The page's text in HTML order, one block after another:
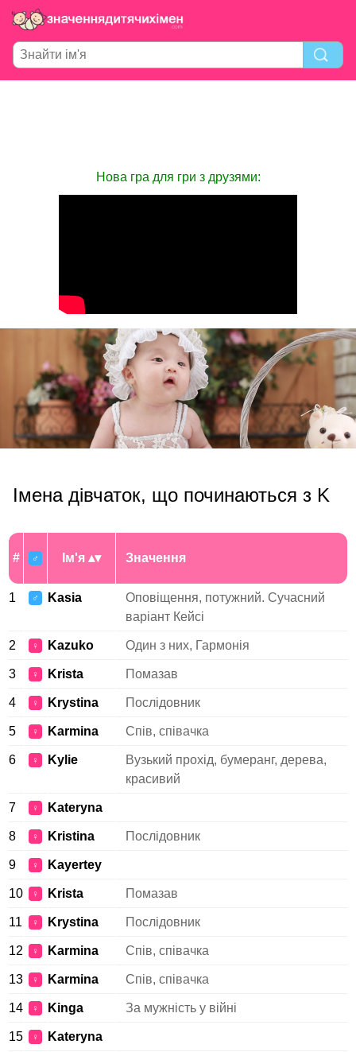
Нова гра для гри з друзями:
Імена дівчаток, що починаються з K
# ♂ Ім'я Значення
1 ♂ Kasia
Оповіщення, потужний. Сучасний
варіант Кейсі
2 ♀ Kazuko Один з них, Гармонія
3 ♀ Krista Помазав
4 ♀ Krystina Послідовник
5 ♀ Karmina Спів, співачка
6 ♀ Kylie
Вузький прохід, бумеранг, дерева,
красивий
7 ♀ Kateryna
8 ♀ Kristina Послідовник
9 ♀ Kayertey
10 ♀ Krista Помазав
11 ♀ Krystina Послідовник
12 ♀ Karmina Спів, співачка
13 ♀ Karmina Спів, співачка
14 ♀ Kinga За мужність у війні
15 ♀ Kateryna